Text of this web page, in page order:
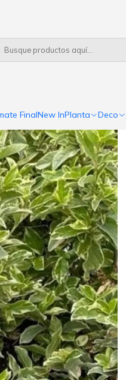
FinalNew InPlanta Deco